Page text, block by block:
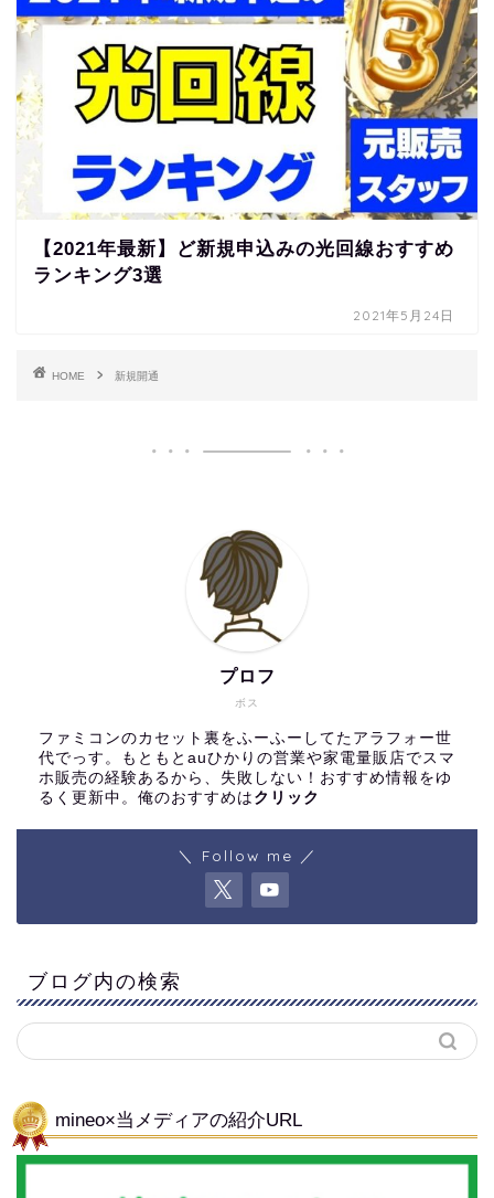
【2021年最新】ど新規申込みの光回線おすすめ
ランキング3選
2021年5月24日
HOME 新規開通
ボス
プロフ
ファミコンのカセット裏をふーふーしてたアラフォー世
代でっす。もともとauひかりの営業や家電量販店でスマ
ホ販売の経験あるから、失敗しない！おすすめ情報をゆ
るく更新中。俺のおすすめは クリック
＼ Follow me ／
ブログ内の検索
mineo×当メディアの紹介URL